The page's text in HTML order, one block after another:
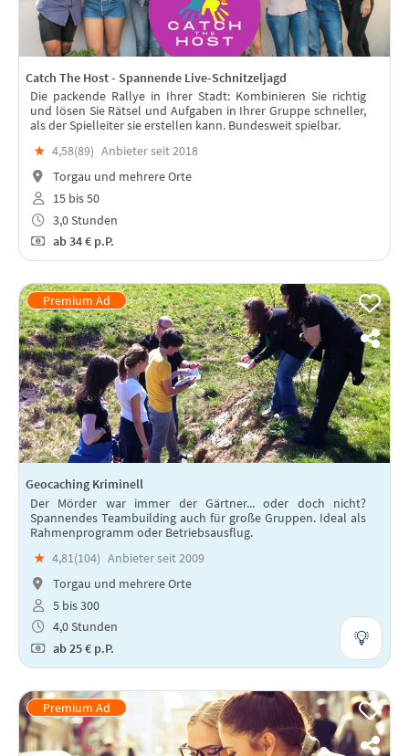
Catch The Host - Spannende Live-Schnitzeljagd
Die packende Rallye in Ihrer Stadt: Kombinieren Sie richtig
und lösen Sie Rätsel und Aufgaben in Ihrer Gruppe schneller,
als der Spielleiter sie erstellen kann. Bundesweit spielbar.
★ 4,58(89) Anbieter seit 2018
Torgau und mehrere Orte
15 bis 50
3,0 Stunden
ab34 € p.P.
Geocaching Kriminell
Der Mörder war immer der Gärtner... oder doch nicht?
Spannendes Teambuilding auch für große Gruppen. Ideal als
Rahmenprogramm oder Betriebsausflug.
★ 4,81(104) Anbieter seit 2009
Torgau und mehrere Orte
5 bis 300
4,0 Stunden
ab25 € p.P.